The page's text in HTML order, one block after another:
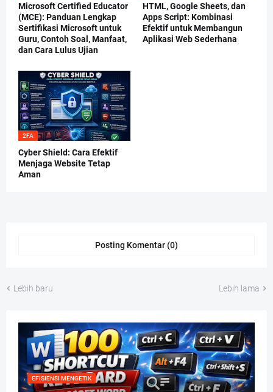
Microsoft Certified Educator
(MCE): Panduan Lengkap
Sertifikasi Microsoft untuk
Guru, Contoh Soal, Manfaat,
dan Cara Lulus Ujian
HTML, Google Sheets, dan
Apps Script: Kombinasi
Efektif untuk Membangun
Aplikasi Web Sederhana
2FA
Cyber Shield: Cara Efektif
Menjaga Website Tetap
Aman
Posting Komentar (0)
Lebih baru Lebih lama
EFISIENSI MENGETIK